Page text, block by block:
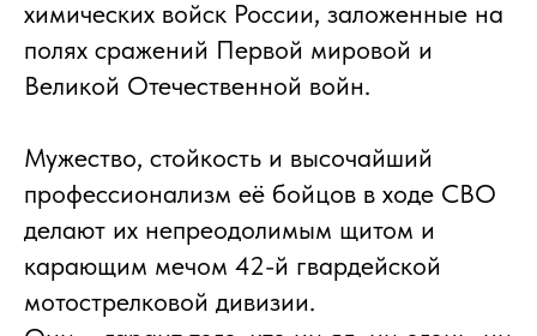
химических войск России, заложенные на
полях сражений Первой мировой и
Великой Отечественной войн.
Мужество, стойкость и высочайший
профессионализм её бойцов в ходе СВО
делают их непреодолимым щитом и
карающим мечом 42-й гвардейской
мотострелковой дивизии.